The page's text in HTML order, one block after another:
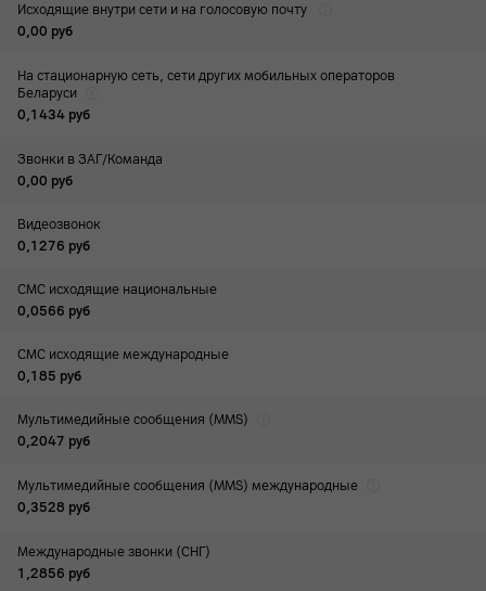
Исходящие внутри сети и на голосовую почту
0,00 руб
На стационарную сеть, сети других мобильных операторов
Беларуси
0,1434 руб
Звонки в ЗАГ/Команда
0,00 руб
Видеозвонок
0,1276 руб
СМС исходящие национальные
0,0566 руб
СМС исходящие международные
0,185 руб
Мультимедийные сообщения (MMS)
0,2047 руб
Мультимедийные сообщения (MMS) международные
0,3528 руб
Международные звонки (СНГ)
1,2856 руб